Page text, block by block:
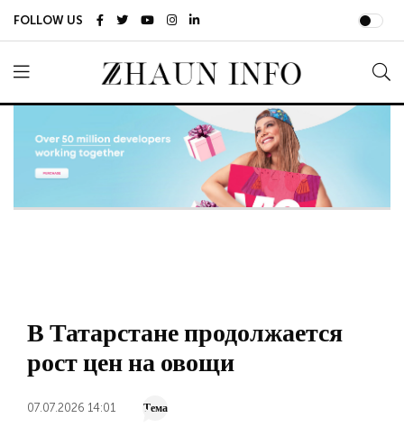
FOLLOW US
В Татарстане продолжается
рост цен на овощи
07.07.2026 14:01 Тема